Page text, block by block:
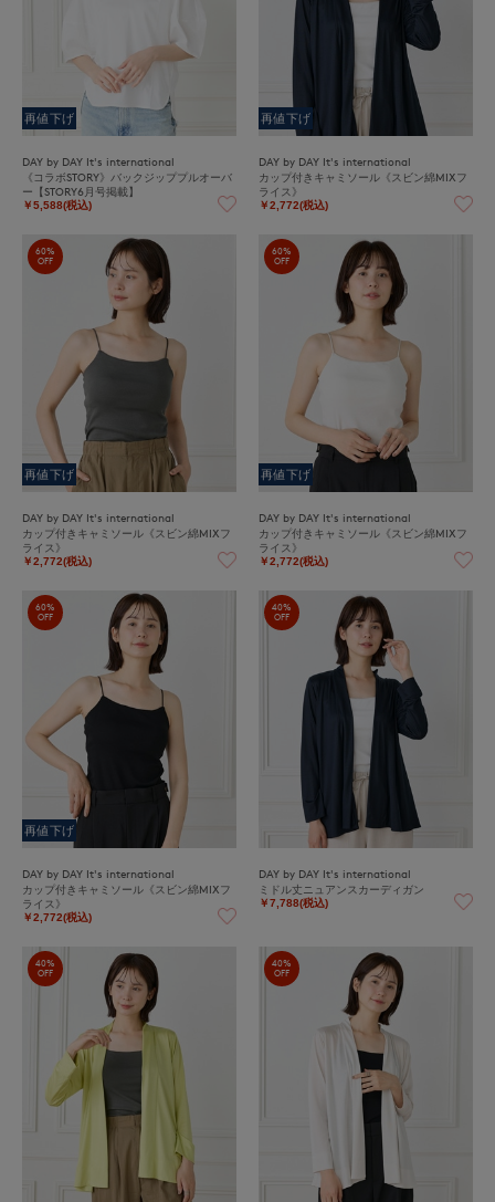
再値下げ
DAY by DAY It's international
《コラボSTORY》バックジッププルオーバ
ー【STORY6月号掲載】
￥5,588(税込)
再値下げ
DAY by DAY It's international
カップ付きキャミソール《スビン綿MIXフ
ライス》
￥2,772(税込)
60%
OFF
再値下げ
DAY by DAY It's international
カップ付きキャミソール《スビン綿MIXフ
ライス》
￥2,772(税込)
60%
OFF
再値下げ
DAY by DAY It's international
カップ付きキャミソール《スビン綿MIXフ
ライス》
￥2,772(税込)
60%
OFF
再値下げ
DAY by DAY It's international
カップ付きキャミソール《スビン綿MIXフ
ライス》
￥2,772(税込)
40%
OFF
DAY by DAY It's international
ミドル丈ニュアンスカーディガン
￥7,788(税込)
40%
OFF
40%
OFF